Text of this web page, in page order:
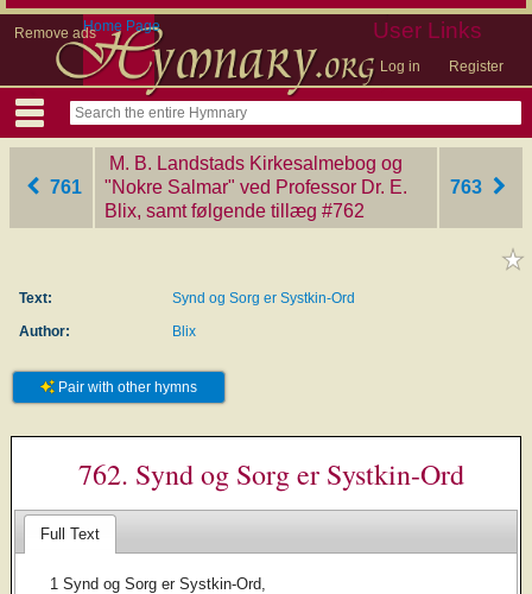
Remove ads User Links
Log in Register
Home Page
761
M. B. Landstads Kirkesalmebog og
"Nokre Salmar" ved Professor Dr. E.
Blix, samt følgende tillæg ‎#762
763
Text:
Synd og Sorg er Systkin-Ord
Author:
Blix
Pair with other hymns
762. Synd og Sorg er Systkin-Ord
Full Text
1 Synd og Sorg er Systkin-Ord,